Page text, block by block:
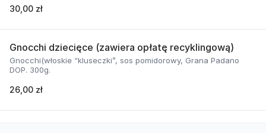
30,00 zł
Gnocchi dziecięce (zawiera opłatę recyklingową)
Gnocchi(włoskie “kluseczki”, sos pomidorowy, Grana Padano
DOP. 300g.
26,00 zł